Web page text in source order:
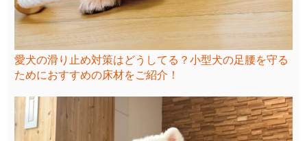
愛犬の滑り止め対策はどうしてる？小型犬の足腰を守る
ためにおすすめの床材をご紹介！